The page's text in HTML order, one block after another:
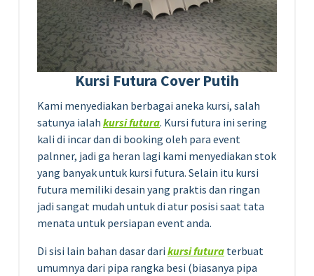
Kursi Futura Cover Putih
Kami menyediakan berbagai aneka kursi, salah
satunya ialah kursi futura. Kursi futura ini sering
kali di incar dan di booking oleh para event
palnner, jadi ga heran lagi kami menyediakan stok
yang banyak untuk kursi futura. Selain itu kursi
futura memiliki desain yang praktis dan ringan
jadi sangat mudah untuk di atur posisi saat tata
menata untuk persiapan event anda.
Di sisi lain bahan dasar dari kursi futura terbuat
umumnya dari pipa rangka besi (biasanya pipa